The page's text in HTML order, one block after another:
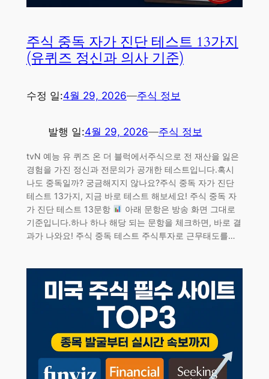
주식 중독 자가 진단 테스트 13가지
(유퀴즈 정신과 의사 기준)
수정 일:4월 29, 2026—주식 정보
발행 일:4월 29, 2026—주식 정보
tvN 예능 유 퀴즈 온 더 블럭에서주식으로 전 재산을 잃은
경험을 가진 정신과 전문의가 공개한 테스트입니다.혹시
나도 중독일까? 궁금해지지 않나요?주식 중독 자가 진단
테스트 13가지, 지금 바로 테스트 해보세요! 주식 중독 자
가 진단 테스트 13문항
아래 문항은 방송 화면 그대로
기준입니다.하나 하나 해당 되는 문항을 체크하면, 바로 결
과가 나와요! 주식 중독 테스트 주식투자로 근무태도를…